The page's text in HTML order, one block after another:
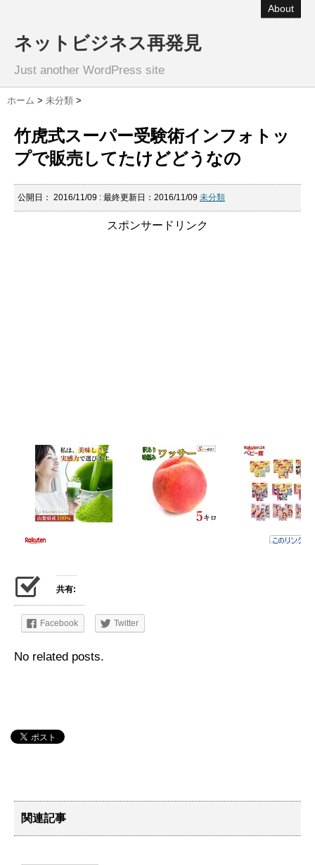
About
ネットビジネス再発見
Just another WordPress site
ホーム > 未分類 >
竹虎式スーパー受験術インフォトッ
プで販売してたけどどうなの
公開日： 2016/11/09 : 最終更新日：2016/11/09 未分類
スポンサードリンク
共有:
Facebook Twitter
No related posts.
関連記事